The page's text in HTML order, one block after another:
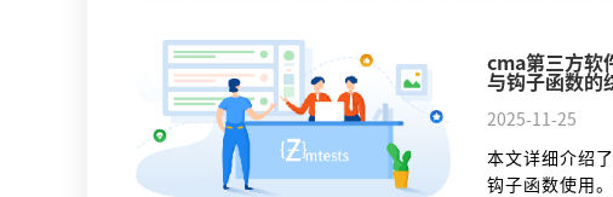
cma第三方软
与钩子函数的
2025-11-25
本文详细介绍
钩子函数使用